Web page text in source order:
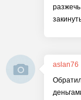
aslan76